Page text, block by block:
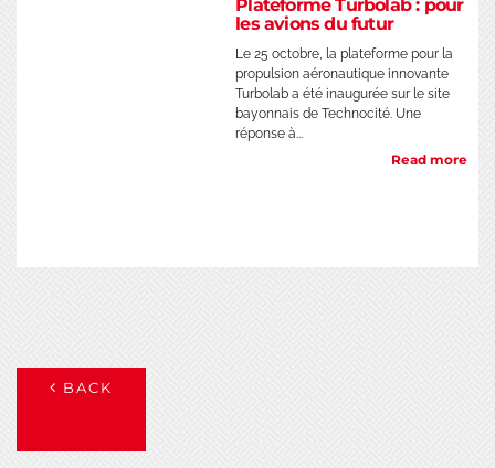
Plateforme Turbolab : pour
les avions du futur
Le 25 octobre, la plateforme pour la
propulsion aéronautique innovante
Turbolab a été inaugurée sur le site
bayonnais de Technocité. Une
réponse à...
Read more
BACK